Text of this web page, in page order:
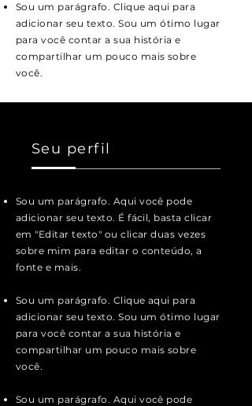
Sou um parágrafo. Clique aqui para
adicionar seu texto. Sou um ótimo lugar
para você contar a sua história e
compartilhar um pouco mais sobre
você.
Seu perfil
Sou um parágrafo. Aqui você pode
adicionar seu texto. É fácil, basta clicar
em "Editar texto" ou clicar duas vezes
sobre mim para editar o conteúdo, a
fonte e mais.
Sou um parágrafo. Clique aqui para
adicionar seu texto. Sou um ótimo lugar
para você contar a sua história e
compartilhar um pouco mais sobre
você.
Sou um parágrafo. Aqui você pode